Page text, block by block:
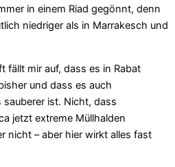
in einem Riad gegönnt, denn
niedriger als in Marrakesch und
fällt mir auf, dass es in Rabat
und dass es auch
ist. Nicht, dass
jetzt extreme Müllhalden
nicht – aber hier wirkt alles fast